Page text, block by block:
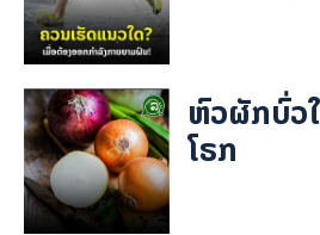
ຫົວຜັກບົ່ວ
ໂຣກ